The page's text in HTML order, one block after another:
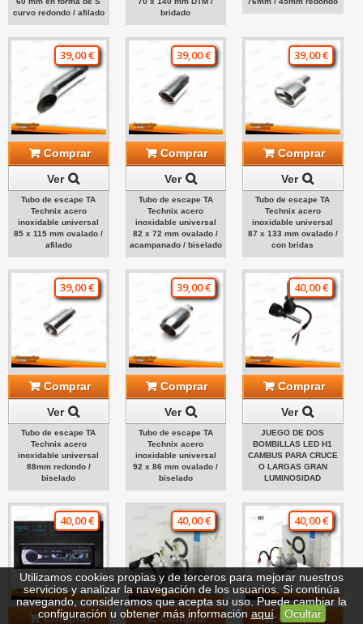
curvo redondo / afilado
bridado
39,00 €
Comprar
Ver
Tubo de escape TA
Technix acero
inoxidable universal
85 x 115 mm ovalado /
afilado
39,00 €
Comprar
Ver
Tubo de escape TA
Technix acero
inoxidable universal
82 x 72 mm ovalado /
acampanado / biselado
39,00 €
Comprar
Ver
Tubo de escape TA
Technix acero
inoxidable universal
87 x 133 mm ovalado /
con bridas
39,00 €
Comprar
Ver
Tubo de escape TA
Technix acero
inoxidable universal
88mm redondo /
biselado
39,00 €
Comprar
Ver
Tubo de escape TA
Technix acero
inoxidable universal
92 x 86 mm ovalado /
biselado
40,00 €
Comprar
Ver
JUEGO DE DOS
BOMBILLAS LED H1
CAMBUS PARA CRUCE
O LARGAS GRAN
LUMINOSIDAD
40,00 €
Comprar
40,00 €
Comprar
40,00 €
Comprar
Utilizamos cookies propias y de terceros para mejorar nuestros
servicios y analizar la navegación de los usuarios. Si continúa
navegando, consideramos que acepta su uso. Puede cambiar la
configuración u obtener más información aquí. Ocultar